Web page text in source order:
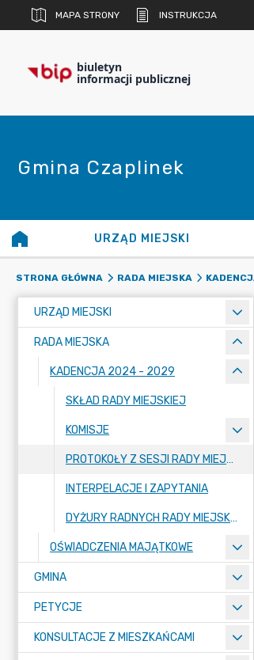
MAPA STRONY INSTRUKCJA
biuletyn
informacji publicznej
Gmina Czaplinek
URZĄD MIEJSKI
STRONA GŁÓWNA RADA MIEJSKA
URZĄD MIEJSKI
RADA MIEJSKA
KADENCJA 2024 - 2029
SKŁAD RADY MIEJSKIEJ
KOMISJE
PROTOKOŁY Z SESJI RADY MIEJSKIEJ
INTERPELACJE I ZAPYTANIA
DYŻURY RADNYCH RADY MIEJSKIEJ
OŚWIADCZENIA MAJĄTKOWE
GMINA
PETYCJE
KONSULTACJE Z MIESZKAŃCAMI